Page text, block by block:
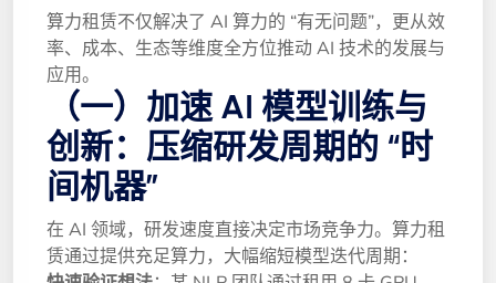
算力租赁不仅解决了 AI 算力的 “有无问题”，更从效
率、成本、生态等维度全方位推动 AI 技术的发展与
应用。
（一）加速 AI 模型训练与
创新：压缩研发周期的 “时
间机器”
在 AI 领域，研发速度直接决定市场竞争力。算力租
赁通过提供充足算力，大幅缩短模型迭代周期：